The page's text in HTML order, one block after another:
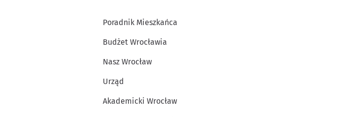
Poradnik Mieszkańca
Budżet Wrocławia
Nasz Wrocław
Urząd
Akademicki Wrocław